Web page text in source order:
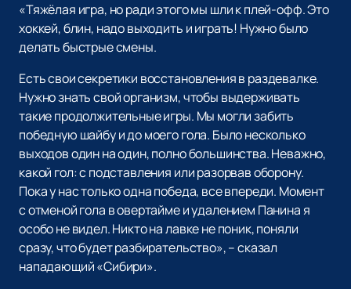
«Тяжёлая игра, но ради этого мы шли к плей-офф. Это
хоккей, блин, надо выходить и играть! Нужно было
делать быстрые смены.
Есть свои секретики восстановления в раздевалке.
Нужно знать свой организм, чтобы выдерживать
такие продолжительные игры. Мы могли забить
победную шайбу и до моего гола. Было несколько
выходов один на один, полно большинства. Неважно,
какой гол: с подставления или разорвав оборону.
Пока у нас только одна победа, все впереди. Момент
с отменой гола в овертайме и удалением Панина я
особо не видел. Никто на лавке не поник, поняли
сразу, что будет разбирательство», – сказал
нападающий «Сибири».